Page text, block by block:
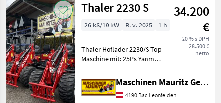
silové
Thaler
Thaler 2230 S
34.200
€
20 % s DPH
28.500 €
netto
26 kS/19 kW R. v. 2025 1 h
Thaler Hoflader 2230/S Top
Maschine mit: 25Ps Yanmar
Abgasstufe V ohne
Partikelfilter!!! Hydrostat
von Bosch- Rexroth 2
Maschinen Mauritz GesmbH
4190 Bad Leonfelden